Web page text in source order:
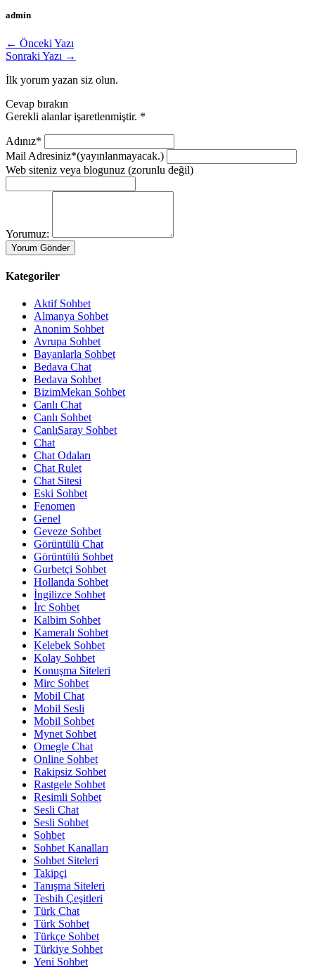
admin
← Önceki Yazı
Sonraki Yazı →
İlk yorum yazan siz olun.
Cevap bırakın
Gerekli alanlar işaretlenmiştir. *
Adınız*
Mail Adresiniz*(yayınlanmayacak.)
Web siteniz veya blogunuz (zorunlu değil)
Yorumuz:
Kategoriler
Aktif Sohbet
Almanya Sohbet
Anonim Sohbet
Avrupa Sohbet
Bayanlarla Sohbet
Bedava Chat
Bedava Sohbet
BizimMekan Sohbet
Canlı Chat
Canlı Sohbet
CanlıSaray Sohbet
Chat
Chat Odaları
Chat Rulet
Chat Sitesi
Eski Sohbet
Fenomen
Genel
Geveze Sohbet
Görüntülü Chat
Görüntülü Sohbet
Gurbetçi Sohbet
Hollanda Sohbet
İngilizce Sohbet
İrc Sohbet
Kalbim Sohbet
Kameralı Sohbet
Kelebek Sohbet
Kolay Sohbet
Konuşma Siteleri
Mirc Sohbet
Mobil Chat
Mobil Sesli
Mobil Sohbet
Mynet Sohbet
Omegle Chat
Online Sohbet
Rakipsiz Sohbet
Rastgele Sohbet
Resimli Sohbet
Sesli Chat
Sesli Sohbet
Sohbet
Sohbet Kanalları
Sohbet Siteleri
Takipçi
Tanışma Siteleri
Tesbih Çeşitleri
Türk Chat
Türk Sohbet
Türkçe Sohbet
Türkiye Sohbet
Yeni Sohbet